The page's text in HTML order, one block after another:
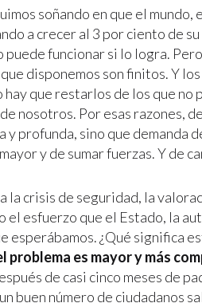
soñando en que el
a crecer al 3 por ciento de
puede funcionar si lo logra.
disponemos son finitos. Y
hay que restarlos de los que
nosotros. Por esas razones,
y profunda, sino que demanda
y de sumar fuerzas. Y de
la crisis de seguridad, la
el esfuerzo que el Estado, la
esperábamos. ¿Qué significa
problema es mayor y más
de casi cinco meses de
buen número de ciudadanos